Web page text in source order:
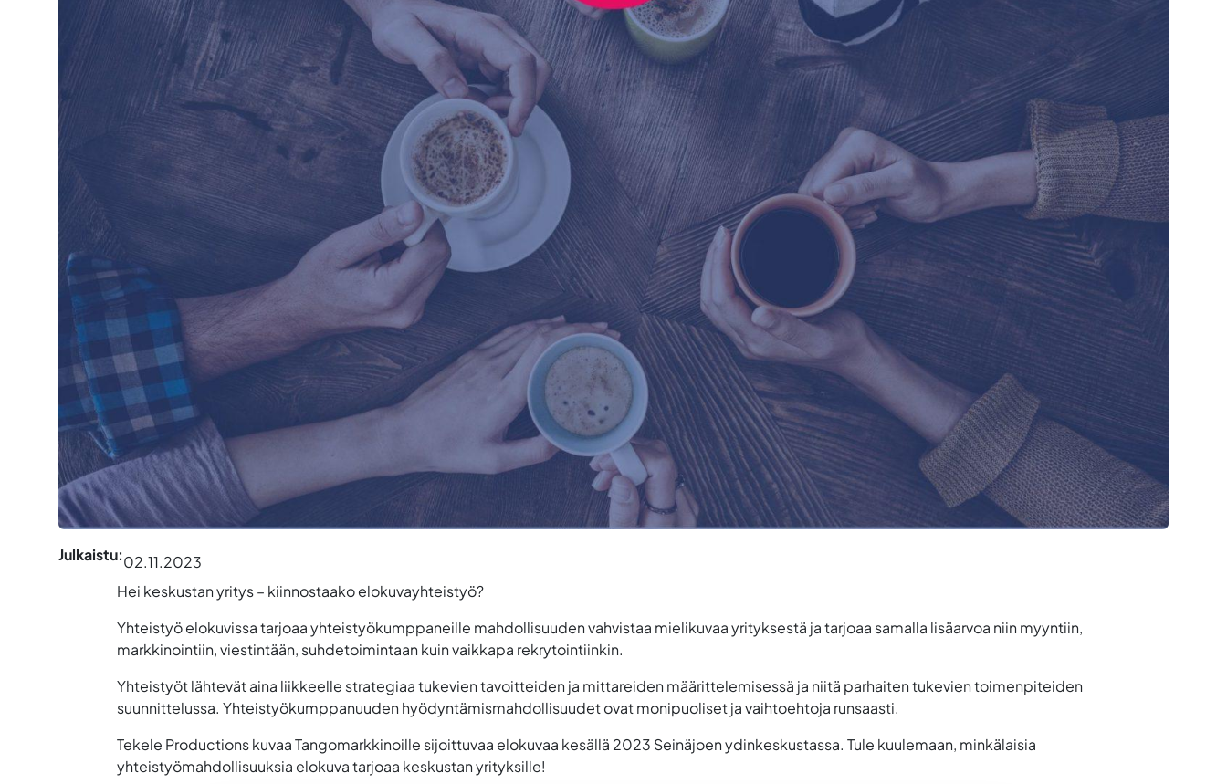
Julkaistu:02.11.2023
Hei keskustan yritys – kiinnostaako elokuvayhteistyö?
Yhteistyö elokuvissa tarjoaa yhteistyökumppaneille mahdollisuuden vahvistaa mielikuvaa yrityksestä ja tarjoaa samalla lisäarvoa niin myyntiin,
markkinointiin, viestintään, suhdetoimintaan kuin vaikkapa rekrytointiinkin.
Yhteistyöt lähtevät aina liikkeelle strategiaa tukevien tavoitteiden ja mittareiden määrittelemisessä ja niitä parhaiten tukevien toimenpiteiden
suunnittelussa. Yhteistyökumppanuuden hyödyntämismahdollisuudet ovat monipuoliset ja vaihtoehtoja runsaasti.
Tekele Productions kuvaa Tangomarkkinoille sijoittuvaa elokuvaa kesällä 2023 Seinäjoen ydinkeskustassa. Tule kuulemaan, minkälaisia
yhteistyömahdollisuuksia elokuva tarjoaa keskustan yrityksille!